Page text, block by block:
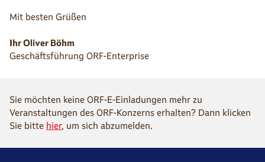
Mit besten Grüßen
Ihr Oliver Böhm
Geschäftsführung ORF-Enterprise
Sie möchten keine ORF-E-Einladungen mehr zu
Veranstaltungen des ORF-Konzerns erhalten? Dann klicken
Sie bitte hier, um sich abzumelden.